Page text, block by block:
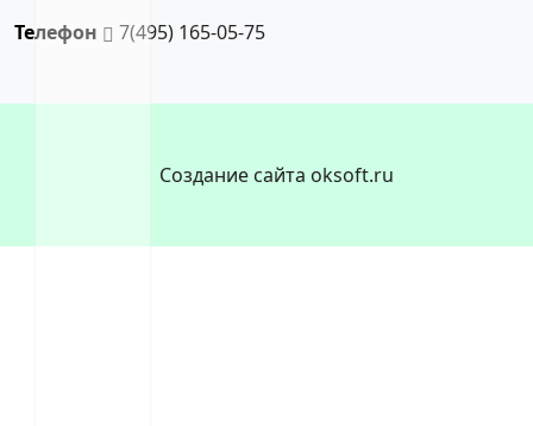
Телефон
7(495) 165-05-75
Создание сайта oksoft.ru